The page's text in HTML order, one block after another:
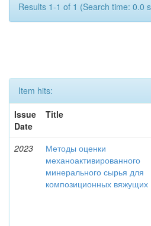
Results 1-1 of 1 (Search time: 0.0
Item hits:
Issue
Date
Title
2023
Методы оценки
механоактивированного
минерального сырья для
композиционных вяжущих